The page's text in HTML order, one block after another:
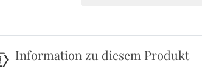
Information zu diesem Produkt